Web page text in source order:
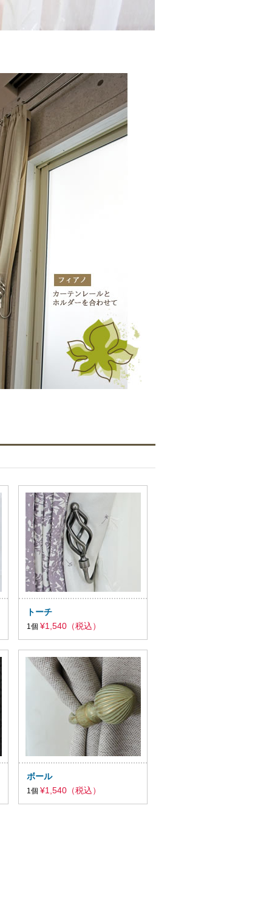
トーチ
1個 ¥1,540（税込）
ボール
1個 ¥1,540（税込）